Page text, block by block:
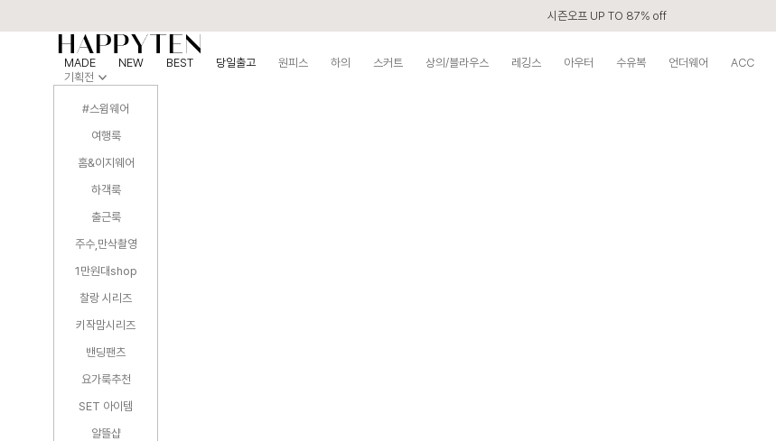
시즌오프 UP TO 87% off
MADE NEW BEST 당일출고 원피스 하의 스커트 상의/블라우스 레깅스 아우터 수유복 언더웨어 ACC
기획전
#스윔웨어
여행룩
홈&이지웨어
하객룩
출근룩
주수,만삭촬영
1만원대shop
찰랑 시리즈
키작맘시리즈
밴딩팬츠
요가룩추천
SET 아이템
알뜰샵